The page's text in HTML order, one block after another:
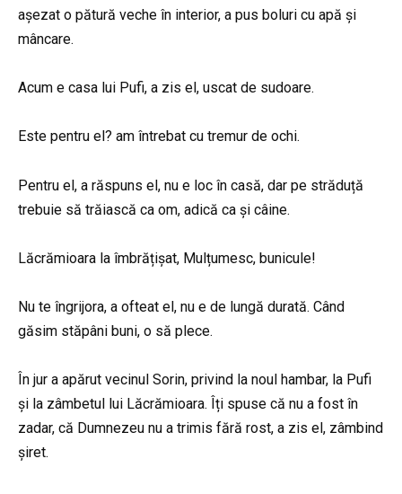
așezat o pătură veche în interior, a pus boluri cu apă și
mâncare.
Acum e casa lui Pufi, a zis el, uscat de sudoare.
Este pentru el? am întrebat cu tremur de ochi.
Pentru el, a răspuns el, nu e loc în casă, dar pe străduță
trebuie să trăiască ca om, adică ca și câine.
Lăcrămioara la îmbrățișat, Mulțumesc, bunicule!
Nu te îngrijora, a ofteat el, nu e de lungă durată. Când
găsim stăpâni buni, o să plece.
În jur a apărut vecinul Sorin, privind la noul hambar, la Pufi
și la zâmbetul lui Lăcrămioara. Îți spuse că nu a fost în
zadar, că Dumnezeu nu a trimis fără rost, a zis el, zâmbind
șiret.